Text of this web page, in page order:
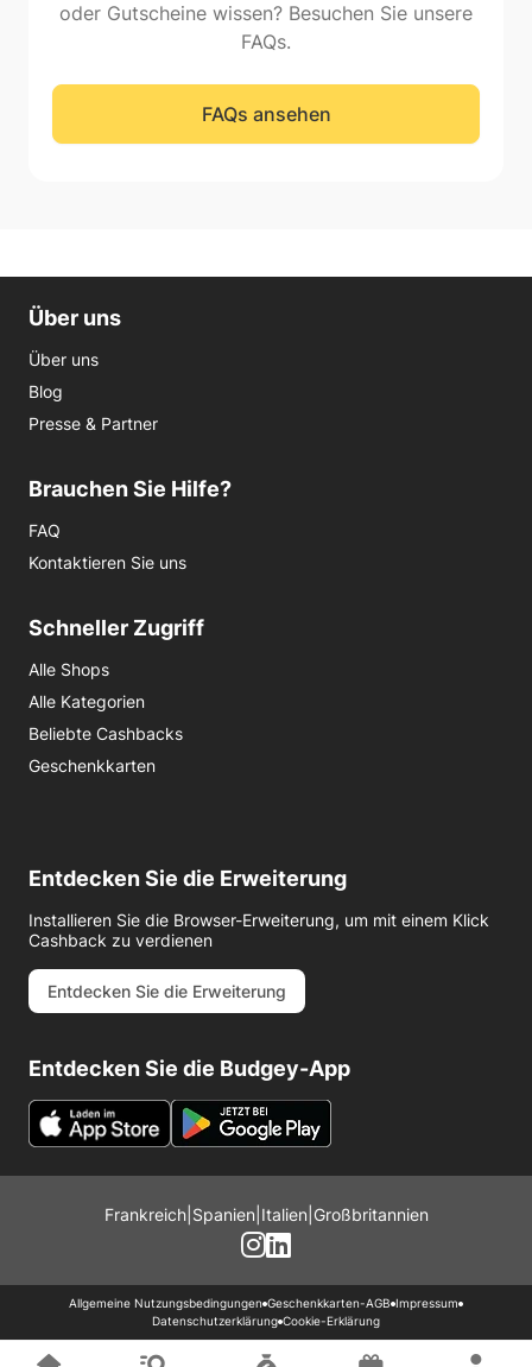
oder Gutscheine wissen? Besuchen Sie unsere
FAQs.
FAQs ansehen
Über uns
Über uns
Blog
Presse & Partner
Brauchen Sie Hilfe?
FAQ
Kontaktieren Sie uns
Schneller Zugriff
Alle Shops
Alle Kategorien
Beliebte Cashbacks
Geschenkkarten
Entdecken Sie die Erweiterung
Installieren Sie die Browser-Erweiterung, um mit einem Klick
Cashback zu verdienen
Entdecken Sie die Erweiterung
Entdecken Sie die Budgey-App
Frankreich| Spanien Italien Großbritannien
Allgemeine Nutzungsbedingungen Geschenkkarten-AGB Impressum
Datenschutzerklärung Cookie-Erklärung